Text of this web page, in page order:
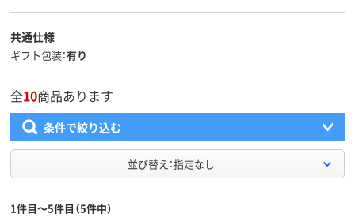
共通仕様
ギフト包装 有り
全10商品あります
条件で絞り込む
並び替え：指定なし
1件目～5件目（5件中）